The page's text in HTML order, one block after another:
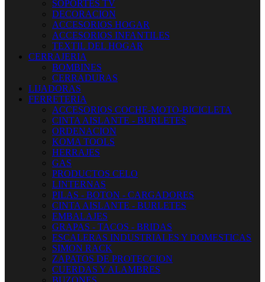
SOPORTES TV
DECORACION
ACCESORIOS HOGAR
ACCESORIOS INFANTILES
TEXTIL DEL HOGAR
CERRAJERIA
BOMBINES
CERRADURAS
LIJADORAS
FERRETERIA
ACCESORIOS COCHE-MOTO-BICICLETA
CINTA AISLANTE - BURLETES
ORDENACION
KOMA TOOLS
HERRAJES
GAS
PRODUCTOS CELO
LINTERNAS
PILAS - BOTON - CARGADORES
CINTA AISLANTE - BURLETES
EMBALAJES
GRAPAS - TACOS - BRIDAS
ESCALERAS INDUSTRIALES Y DOMESTICAS
SIMON RACK
ZAPATOS DE PROTECCION
CUERDAS Y ALAMBRES
BUZONES